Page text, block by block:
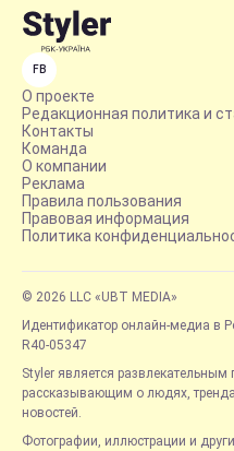
FB
О проекте
Редакционная политика и
Контакты
Команда
О компании
Реклама
Правила пользования
Правовая информация
Политика
© 2026 LLC «UBT MEDIA»
Идентификатор онлайн-медиа в
R40-05347
Styler является развлекательным
рассказывающим о людях,
новостей.
Фотографии, иллюстрации и